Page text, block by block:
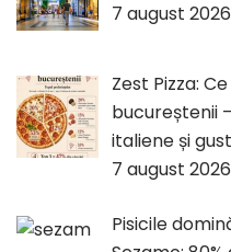
7 august 2026
Zest Pizza:
bucureștenii
italiene și
7 august 2026
Pisicile